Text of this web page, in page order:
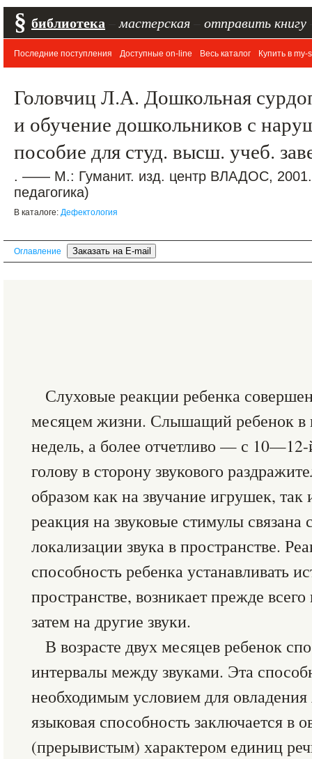
§ библиотека мастерская отправить книгу
Последние поступления Доступные on-line Весь каталог Купить в my-
Головчиц Л.А. Дошкольная
и обучение дошкольников с
пособие для студ. высш. учеб.
. —— М.: Гуманит. изд. центр ВЛАДОС,
педагогика)
В каталоге: Дефектология
Оглавление
Слуховые реакции ребенка
месяцем жизни. Слышащий ребенок в
недель, а более отчетливо — с 10—12-
голову в сторону звукового
образом как на звучание игрушек, так
реакция на звуковые стимулы
локализации звука в пространстве.
способность ребенка устанавливать
пространстве, возникает прежде
затем на другие звуки.
В возрасте двух месяцев ребенок
интервалы между звуками. Эта
необходимым условием для
языковая способность заключается в
(прерывистым) характером единиц